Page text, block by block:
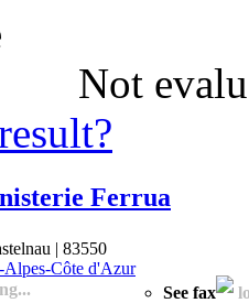
Not
Ferrua
| 83550
Alpes-Côte d'Azur
See fax